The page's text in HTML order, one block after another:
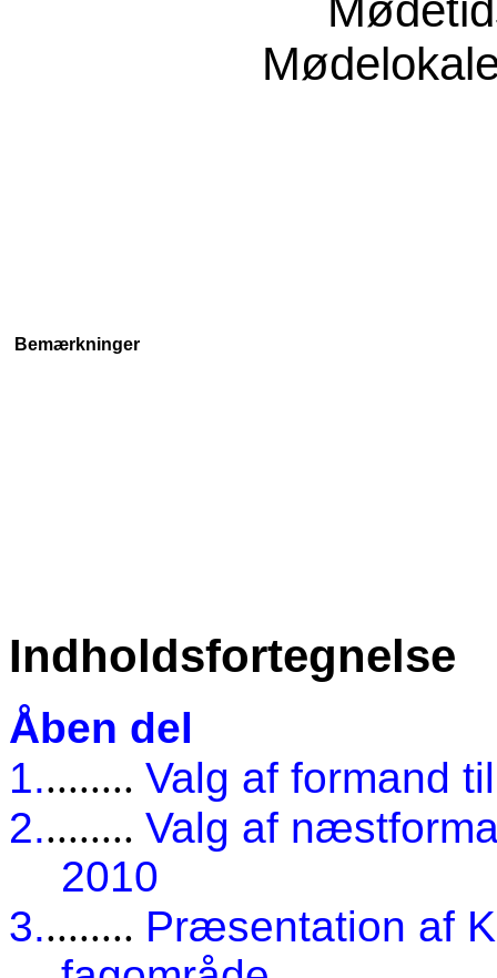
Bemærkninger
Indholdsfortegnelse
Åben del
1......... Valg af formand
2......... Valg af
2010
3......... Præsentation af